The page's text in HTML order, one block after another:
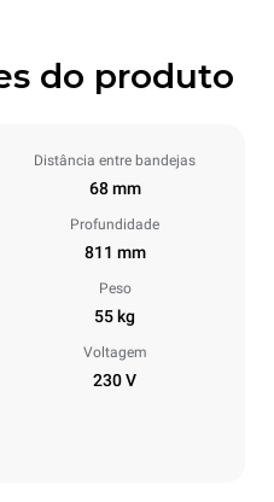
do produto
Distância entre bandejas
68 mm
Profundidade
811 mm
Peso
55 kg
Voltagem
230 V